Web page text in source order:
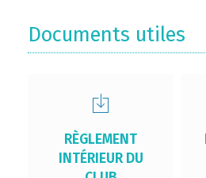
Documents utiles
RÈGLEMENT
INTÉRIEUR DU